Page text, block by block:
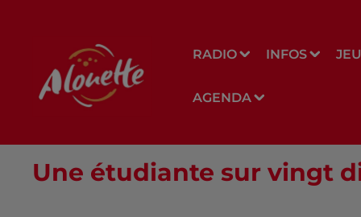
RADIO INFOS
AGENDA
Une étudiante sur vingt